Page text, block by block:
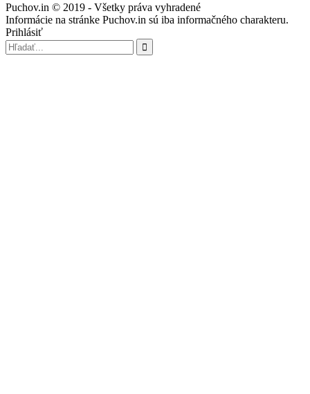
Puchov.in © 2019 - Všetky práva vyhradené
Informácie na stránke Puchov.in sú iba informačného charakteru.
Prihlásiť